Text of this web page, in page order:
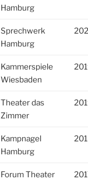
Hamburg
Sprechwerk
Hamburg
Kammerspiele
Wiesbaden
Theater das
Zimmer
Kampnagel
Hamburg
Forum Theater